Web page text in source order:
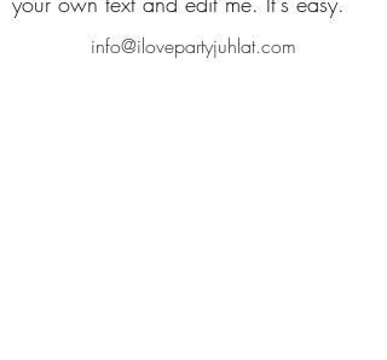
info@ilovepartyjuhlat.com